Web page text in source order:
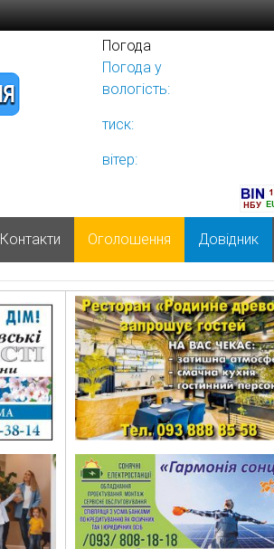
Погода
Погода у
вологість:
тиск:
вітер:
Контакти Оголошення Довідник